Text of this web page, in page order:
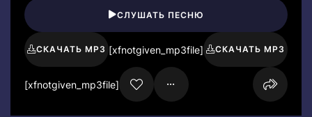
СЛУШАТЬ ПЕСНЮ
СКАЧАТЬ MP3 [xfnotgiven_mp3file] СКАЧАТЬ MP3
[xfnotgiven_mp3file]